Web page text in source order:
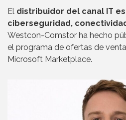
El distribuidor del canal IT
ciberseguridad,
Westcon-Comstor ha hecho
el programa de ofertas de
Microsoft Marketplace.